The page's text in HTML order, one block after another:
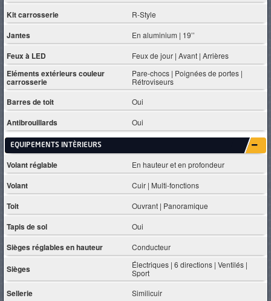
Kit carrosserie R-Style
Jantes En aluminium | 19’’
Feux à LED Feux de jour | Avant | Arrières
Eléments extérieurs couleur
carrosserie
Pare-chocs | Poignées de portes |
Rétroviseurs
Barres de toit Oui
Antibrouillards Oui
EQUIPEMENTS INTÈRIEURS
Volant réglable En hauteur et en profondeur
Volant Cuir | Multi-fonctions
Toit Ouvrant | Panoramique
Tapis de sol Oui
Sièges réglables en hauteur Conducteur
Sièges
Électriques | 6 directions | Ventilés |
Sport
Sellerie Similicuir